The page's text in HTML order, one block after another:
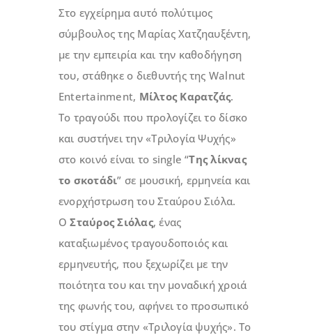
Στο εγχείρημα αυτό πολύτιμος
σύμβουλος της Μαρίας Χατζηαυξέντη,
με την εμπειρία και την καθοδήγηση
του, στάθηκε ο διεθυντής της Walnut
Entertainment, Μίλτος Καρατζάς.
Το τραγούδι που προλογίζει το δίσκο
και συστήνει την «Τριλογία Ψυχής»
στο κοινό είναι το single “Της λίκνας
το σκοτάδι” σε μουσική, ερμηνεία και
ενορχήστρωση του Σταύρου Σιόλα.
ΟΣταύρος Σιόλας, ένας
καταξιωμένος τραγουδοποιός και
ερμηνευτής, που ξεχωρίζει με την
ποιότητα του και την μοναδική χροιά
της φωνής του, αφήνει το προσωπικό
του στίγμα στην «Τριλογία ψυχής». Το